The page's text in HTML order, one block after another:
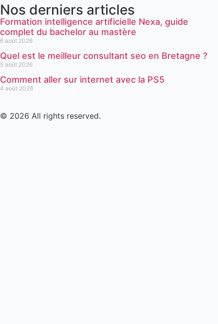
Nos derniers articles
Formation intelligence artificielle Nexa, guide
complet du bachelor au mastère
6 août 2026
Quel est le meilleur consultant seo en Bretagne ?
5 août 2026
Comment aller sur internet avec la PS5
4 août 2026
© 2026 All rights reserved.